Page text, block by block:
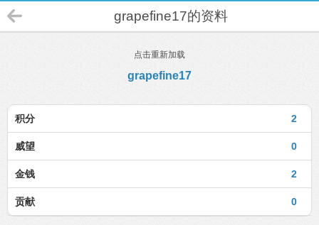
grapefine17的资料
点击重新加载
grapefine17
2
积分
0
威望
2
金钱
0
贡献